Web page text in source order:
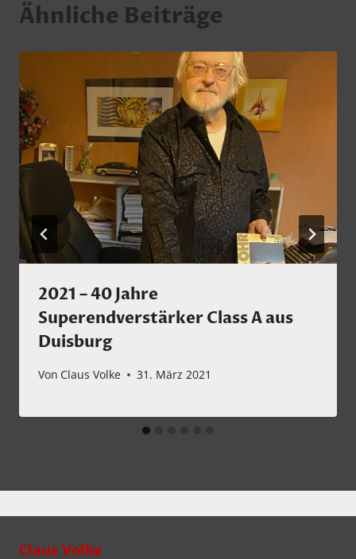
Ähnliche Beiträge
2021 – 40 Jahre
Superendverstärker Class A aus
Duisburg
Von Claus Volke 31. März 2021
Claus Volke